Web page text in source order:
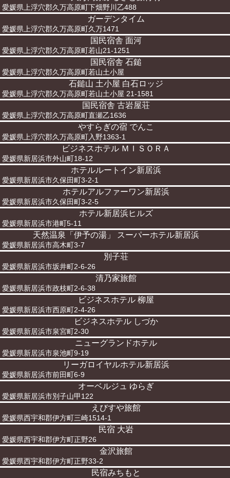
愛媛県上浮穴郡久万高原町下畑野川乙488
ガーデンタイム
愛媛県上浮穴郡久万高原町久万1471
国民宿舎 面河
愛媛県上浮穴郡久万高原町若山21-1251
国民宿舎 石鎚
愛媛県上浮穴郡久万高原町若山土小屋
石鎚山 土小屋 白石ロッジ
愛媛県上浮穴郡久万高原町若山土小屋 21-1581
国民宿舎 古岩屋荘
愛媛県上浮穴郡久万高原町直瀬乙1636
やすらぎの宿 でんこ
愛媛県上浮穴郡久万高原町入野1363-1
ビジネスホテル ＭＩＳＯＲＡ
愛媛県新居浜市外山町18-12
ホテルルートイン新居浜
愛媛県新居浜市久保田町3-2-1
ホテルアルファーワン新居浜
愛媛県新居浜市久保田町3-2-5
ホテル新居浜ヒルズ
愛媛県新居浜市港町5-11
天然温泉「伊予の湯」 スーパーホテル新居浜
愛媛県新居浜市高木町3-7
別子荘
愛媛県新居浜市坂井町2-6-26
清乃家旅館
愛媛県新居浜市政枝町2-6-38
ビジネスホテル 柳屋
愛媛県新居浜市西原町2-4-26
ビジネスホテル しづか
愛媛県新居浜市泉宮町2-30
ニューグランドホテル
愛媛県新居浜市泉池町9-19
リーガロイヤルホテル新居浜
愛媛県新居浜市前田町6-9
オーベルジュ ゆらぎ
愛媛県新居浜市別子山甲122
えびすや旅館
愛媛県西宇和郡伊方町三崎1514-1
民宿 大岩
愛媛県西宇和郡伊方町正野26
金沢旅館
愛媛県西宇和郡伊方町正野33-2
民宿みちもと